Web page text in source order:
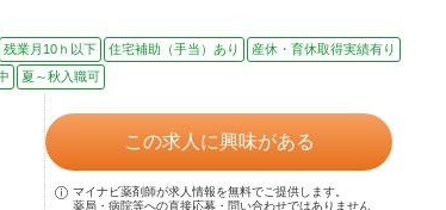
残業月10ｈ以下 住宅補助（手当）あり
産休・育休取得実績有り
夏～秋入職可
この求人に興味がある
マイナビ薬剤師が求人情報を無料でご提供します。
薬局・病院等への直接応募・問い合わせではありません